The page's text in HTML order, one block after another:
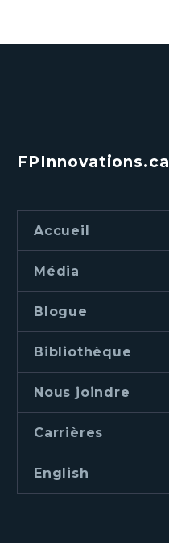
FPInnovations.ca
Accueil
Média
Blogue
Bibliothèque
Nous joindre
Carrières
English